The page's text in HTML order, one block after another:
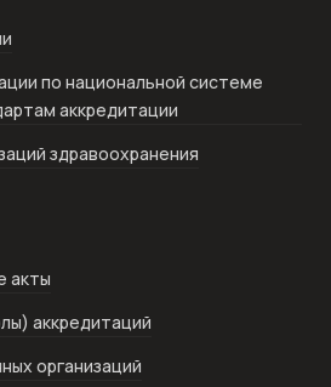
по национальной системе
аккредитации
здравоохранения
акты
аккредитаций
организаций